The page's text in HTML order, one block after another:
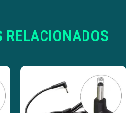
RELACIONADOS